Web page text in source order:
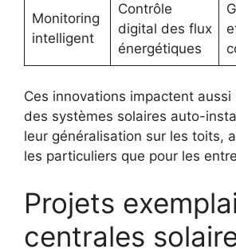
Monitoring
intelligent
Contrôle
digital des flux
énergétiques
Ces innovations impactent
des systèmes solaires auto-
leur généralisation sur les toits,
les particuliers que pour les
Projets
centrales